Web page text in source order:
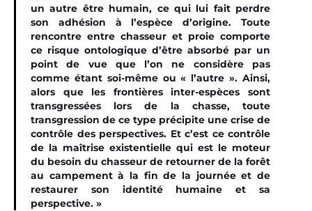
un autre être humain, ce qui lui fait perdre
son adhésion à l’espèce d’origine. Toute
rencontre entre chasseur et proie comporte
ce risque ontologique d’être absorbé par un
point de vue que l’on ne considère pas
comme étant soi-même ou « l’autre ». Ainsi,
alors que les frontières inter-espèces sont
transgressées lors de la chasse, toute
transgression de ce type précipite une crise de
contrôle des perspectives. Et c’est ce contrôle
de la maîtrise existentielle qui est le moteur
du besoin du chasseur de retourner de la forêt
au campement à la fin de la journée et de
restaurer son identité humaine et sa
perspective. »